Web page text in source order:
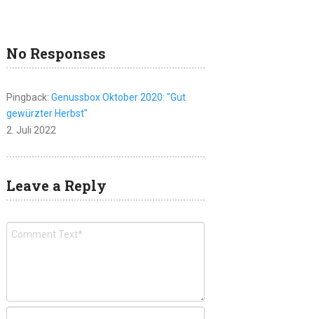
No Responses
Pingback: Genussbox Oktober 2020: "Gut
gewürzter Herbst"
2. Juli 2022
Leave a Reply